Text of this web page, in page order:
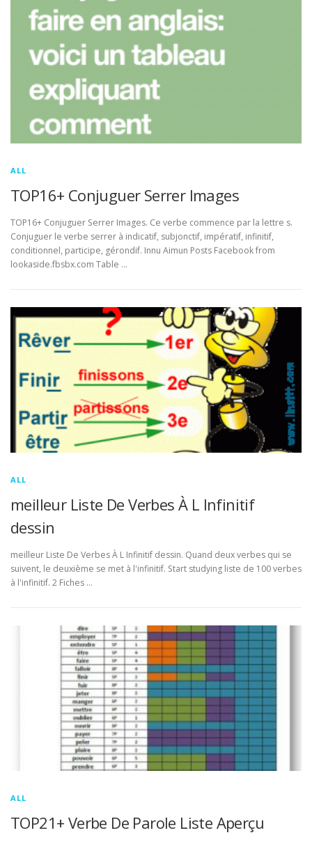
ALL
TOP16+ Conjuguer Serrer Images
TOP16+ Conjuguer Serrer Images. Ce verbe commence par la lettre s.
Conjuguer le verbe serrer à indicatif, subjonctif, impératif, infinitif,
conditionnel, participe, gérondif. Innu Aimun Posts Facebook from
lookaside.fbsbx.com Table …
ALL
meilleur Liste De Verbes À L Infinitif
dessin
meilleur Liste De Verbes À L Infinitif dessin. Quand deux verbes qui se
suivent, le deuxième se met à l'infinitif. Start studying liste de 100 verbes
à l'infinitif. 2 Fiches …
ALL
TOP21+ Verbe De Parole Liste Aperçu